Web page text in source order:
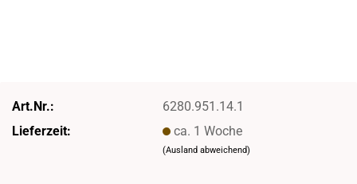
Art.Nr.:
6280.951.14.1
Lieferzeit:
ca. 1 Woche
(Ausland abweichend)